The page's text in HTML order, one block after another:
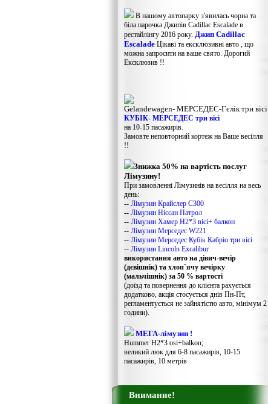
В нашому автопарку з'явилась чорна та
біла парочка Джипів Cadillac Escalade в
рестайлінгу 2016 року. Джип Cadillac
Escalade Цікаві та ексклюзивні авто , що
можна запросити на ваше свято. Дорогий
Ексклюзив !!
Gelandewagen​- МЕРСЕДЕС-Гєлік три вісі
КУБІК- МЕРСЕДЕС три вісі
на 10-15 пасажирів.
Замовте неповторний кортеж на Ваше весілля
!!
Знижка 50% на вартість послуг
Лімузину!
При замовленні Лімузинів на весілля на весь
день:
-- Лімузин Крайслер С300
-- Лімузин Ніссан Патрол
-- Лімузин Хамер Н2*3 вісі+ балкон
-- Лімузин Мерседес W221
-- Лімузин Мерседес Кубік Кабріо три вісі
-- Лімузин Lincoln Excalibur
використання авто на дівич-вечір
(дєвішнік) та хлоп`ячу вечірку
(мальчішнік) за 50 % вартості
(доїзд та повернення до клієнта рахується
додатково, акція стосується днів Пн-Пт,
регламентується не зайнятістю авто, мінімум 2
години).
МЕГА-лімузин !
Hummer H2*3 osi+balkon;
великий люк для 6-8 пасажирів, 10-15
пасажирів, 10 метрів
Внимание!